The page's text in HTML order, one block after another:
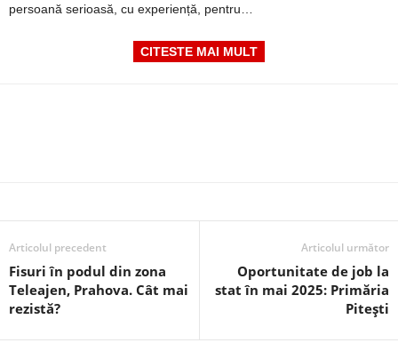
persoană serioasă, cu experiență, pentru…
CITESTE MAI MULT
Articolul precedent
Fisuri în podul din zona
Teleajen, Prahova. Cât mai
rezistă?
Articolul următor
Oportunitate de job la
stat în mai 2025: Primăria
Pitești